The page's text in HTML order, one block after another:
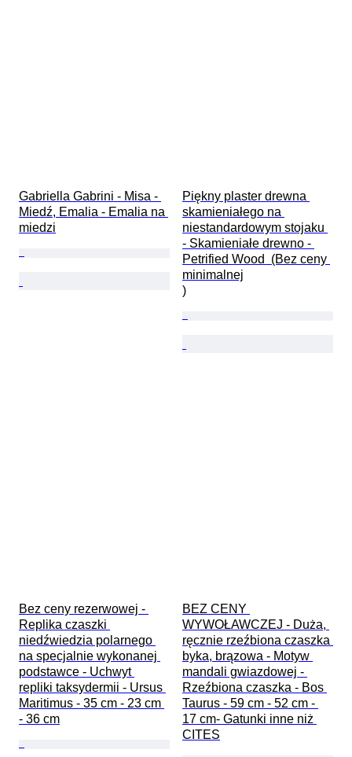
Gabriella Gabrini - Misa -
Miedź, Emalia - Emalia na
miedzi
Piękny plaster drewna
skamieniałego na
niestandardowym stojaku
- Skamieniałe drewno -
Petrified Wood  (Bez ceny
minimalnej
)
Bez ceny rezerwowej -
Replika czaszki
niedźwiedzia polarnego
na specjalnie wykonanej
podstawce - Uchwyt
repliki taksydermii - Ursus
Maritimus - 35 cm - 23 cm
- 36 cm
BEZ CENY
WYWOŁAWCZEJ - Duża,
ręcznie rzeźbiona czaszka
byka, brązowa - Motyw
mandali gwiazdowej -
Rzeźbiona czaszka - Bos
Taurus - 59 cm - 52 cm -
17 cm- Gatunki inne niż
CITES